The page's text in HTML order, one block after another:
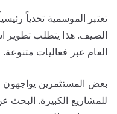
تعتبر الموسمية تحدياً
الصيف. هذا يتطلب تطوير
العام عبر فعاليات متنوعة.
بعض المستثمرين
للمشاريع الكبيرة. البحث